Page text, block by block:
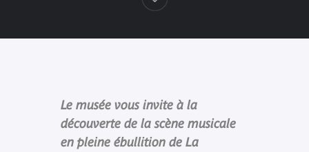
Le musée vous invite à la
découverte de la scène musicale
en pleine ébullition de La